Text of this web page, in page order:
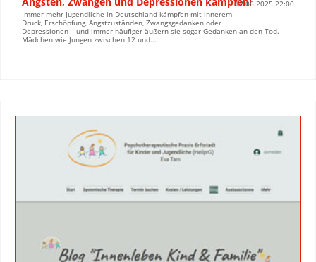
12.06.2025 22:00
Immer mehr Jugendliche in Deutschland kämpfen mit innerem
Druck, Erschöpfung, Angstzuständen, Zwangsgedanken oder
Depressionen – und immer häufiger äußern sie sogar Gedanken an den Tod.
Mädchen wie Jungen zwischen 12 und...